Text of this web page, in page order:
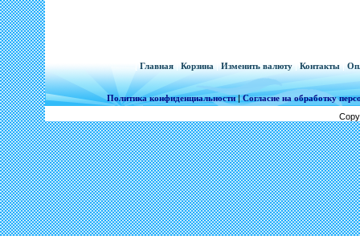
Главная| Корзина Изменить валюту Контакты
Политика конфиденциальности|Согласие на обработку